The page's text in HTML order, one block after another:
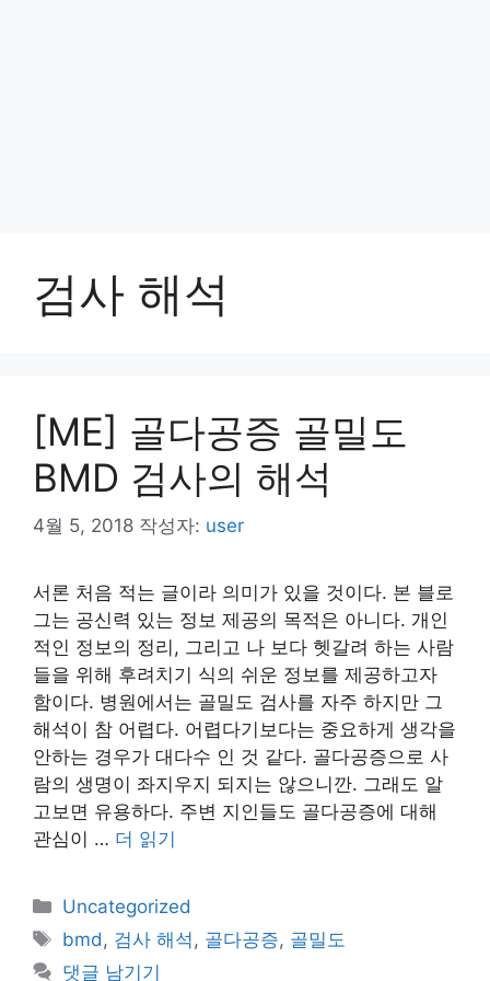
검사 해석
[ME] 골다공증 골밀도
BMD 검사의 해석
4월 5, 2018 작성자: user
서론 처음 적는 글이라 의미가 있을 것이다. 본 블로
그는 공신력 있는 정보 제공의 목적은 아니다. 개인
적인 정보의 정리, 그리고 나 보다 헷갈려 하는 사람
들을 위해 후려치기 식의 쉬운 정보를 제공하고자
함이다. 병원에서는 골밀도 검사를 자주 하지만 그
해석이 참 어렵다. 어렵다기보다는 중요하게 생각을
안하는 경우가 대다수 인 것 같다. 골다공증으로 사
람의 생명이 좌지우지 되지는 않으니깐. 그래도 알
고보면 유용하다. 주변 지인들도 골다공증에 대해
관심이 … 더 읽기
카
테
Uncategorized
태
그
bmd, 검사 해석, 골다공증, 골밀도
댓글 남기기